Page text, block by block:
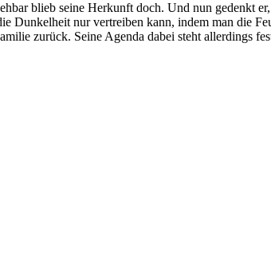
blieb seine Herkunft doch. Und nun gedenkt
Dunkelheit nur vertreiben kann, indem man die
zurück. Seine Agenda dabei steht allerdings